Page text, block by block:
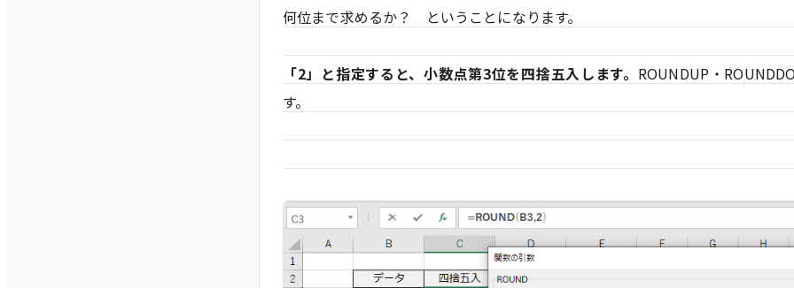
何位まで求めるか？ ということになります。
「2」と指定すると、小数点第3位を四捨五入します。 ROUNDUP・
す。